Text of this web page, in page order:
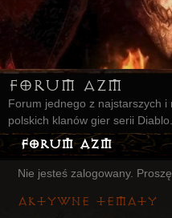
Forum AZM
Forum jednego z najstarszych
polskich klanów gier serii
Forum AZM
Strona AZM
Główna
Nie jesteś zalogowany.
Aktywne tematy